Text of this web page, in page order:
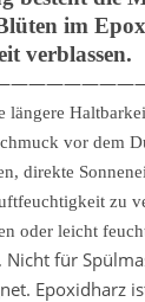
im
verblassen.
längere
vor dem
direkte
zu
oder leicht
Nicht für
Epoxidharz